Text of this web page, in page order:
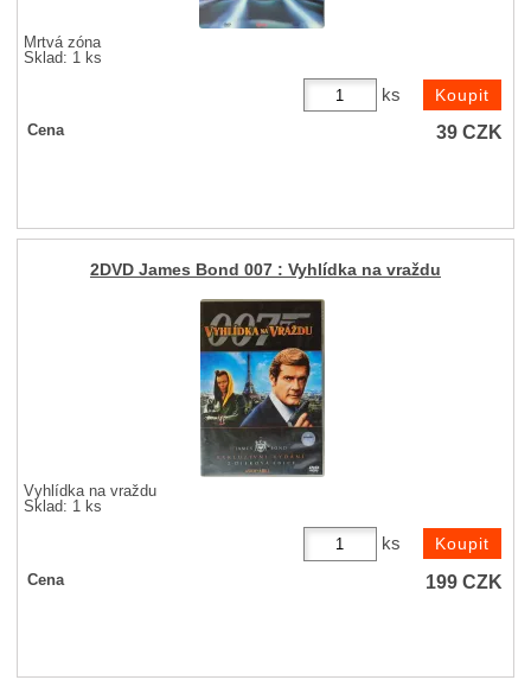
Mrtvá zóna
Sklad: 1 ks
ks
Cena 39CZK
2DVD James Bond 007 : Vyhlídka na vraždu
Vyhlídka na vraždu
Sklad: 1 ks
ks
Cena 199CZK